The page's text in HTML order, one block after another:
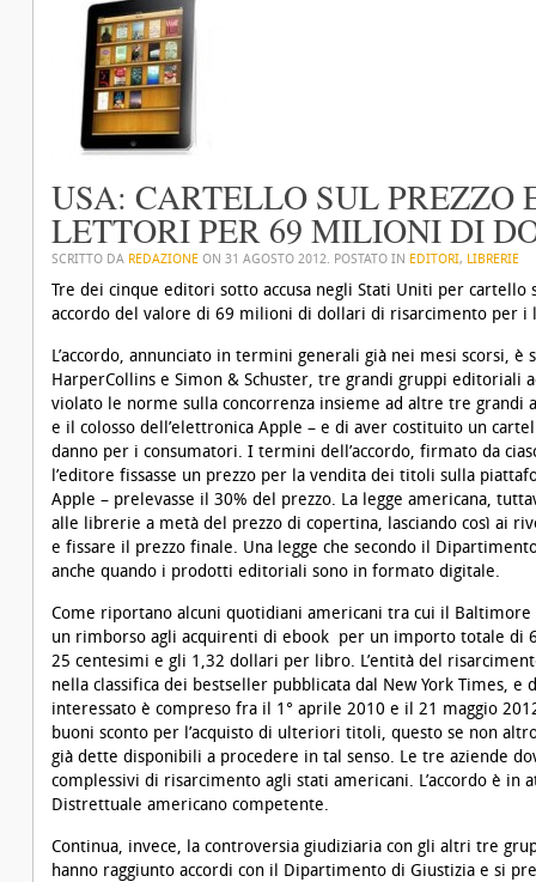
USA: CARTELLO SUL PREZZO
LETTORI PER 69 MILIONI DI
SCRITTO DA REDAZIONE ON 31 AGOSTO 2012. POSTATO IN EDITORI, LIBRERIE
Tre dei cinque editori sotto accusa negli Stati Uniti per cartello
accordo del valore di 69 milioni di dollari di risarcimento per i
L’accordo, annunciato in termini generali già nei mesi scorsi,
HarperCollins e Simon & Schuster, tre grandi gruppi editoriali
violato le norme sulla concorrenza insieme ad altre tre grandi
e il colosso dell’elettronica Apple – e di aver costituito un
danno per i consumatori. I termini dell’accordo, firmato da
l’editore fissasse un prezzo per la vendita dei titoli sulla
Apple – prelevasse il 30% del prezzo. La legge americana,
alle librerie a metà del prezzo di copertina, lasciando così ai
e fissare il prezzo finale. Una legge che secondo il
anche quando i prodotti editoriali sono in formato digitale.
Come riportano alcuni quotidiani americani tra cui il Baltimore
un rimborso agli acquirenti di ebook per un importo totale di
25 centesimi e gli 1,32 dollari per libro. L’entità del
nella classifica dei bestseller pubblicata dal New York Times,
interessato è compreso fra il 1° aprile 2010 e il 21 maggio
buoni sconto per l’acquisto di ulteriori titoli, questo se non
già dette disponibili a procedere in tal senso. Le tre aziende
complessivi di risarcimento agli stati americani. L’accordo è in
Distrettuale americano competente.
Continua, invece, la controversia giudiziaria con gli altri tre
hanno raggiunto accordi con il Dipartimento di Giustizia e si